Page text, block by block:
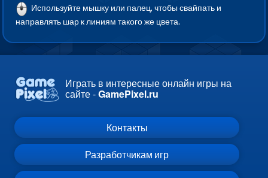
Используйте мышку или палец, чтобы свайпать и
направлять шар к линиям такого же цвета.
Играть в интересные онлайн игры на
сайте -GamePixel.ru
Контакты
Разработчикам игр